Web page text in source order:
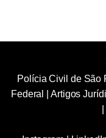
Polícia Civil de São
Federal
Artigos